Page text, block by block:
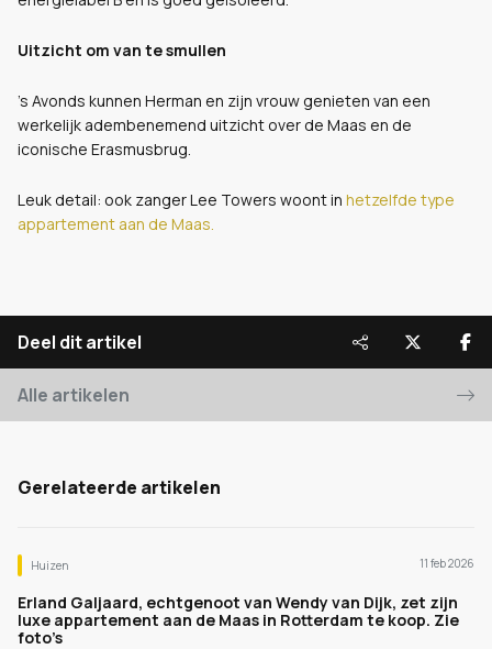
Uitzicht om van te smullen
’s Avonds kunnen Herman en zijn vrouw genieten van een
werkelijk adembenemend uitzicht over de Maas en de
iconische Erasmusbrug.
Leuk detail: ook zanger Lee Towers woont in hetzelfde type
appartement aan de Maas.
Deel dit artikel
Alle artikelen
Gerelateerde artikelen
Huizen 11 feb 2026
Erland Galjaard, echtgenoot van Wendy van Dijk, zet zijn
luxe appartement aan de Maas in Rotterdam te koop. Zie
foto’s